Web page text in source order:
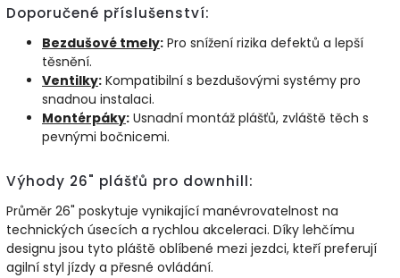
Doporučené příslušenství:
Bezdušové tmely: Pro snížení rizika defektů a lepší
těsnění.
Ventilky: Kompatibilní s bezdušovými systémy pro
snadnou instalaci.
Montérpáky: Usnadní montáž plášťů, zvláště těch s
pevnými bočnicemi.
Výhody 26" plášťů pro downhill:
Průměr 26" poskytuje vynikající manévrovatelnost na
technických úsecích a rychlou akceleraci. Díky lehčímu
designu jsou tyto pláště oblíbené mezi jezdci, kteří preferují
agilní styl jízdy a přesné ovládání.